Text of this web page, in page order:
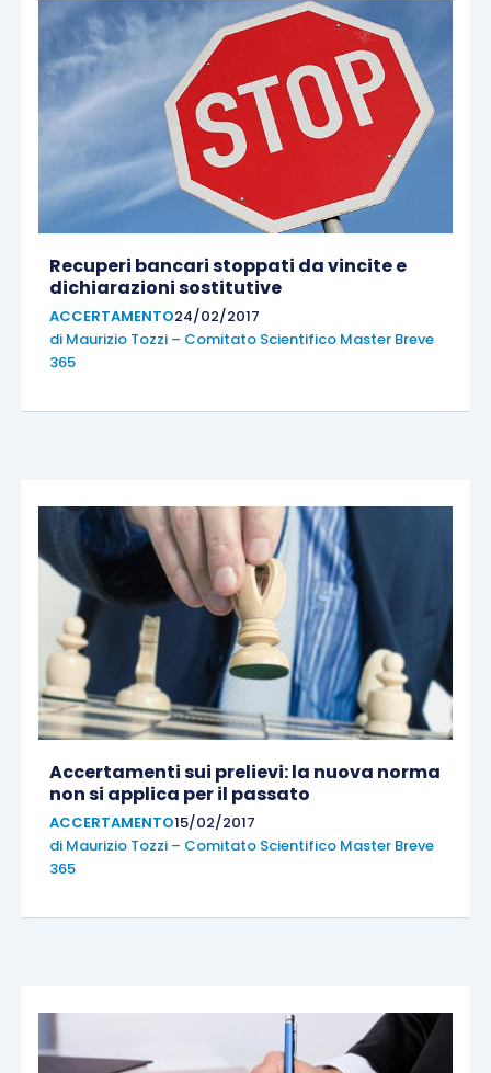
Recuperi bancari stoppati da vincite e
dichiarazioni sostitutive
ACCERTAMENTO24/02/2017
di Maurizio Tozzi – Comitato Scientifico Master Breve
365
Accertamenti sui prelievi: la nuova norma
non si applica per il passato
ACCERTAMENTO15/02/2017
di Maurizio Tozzi – Comitato Scientifico Master Breve
365